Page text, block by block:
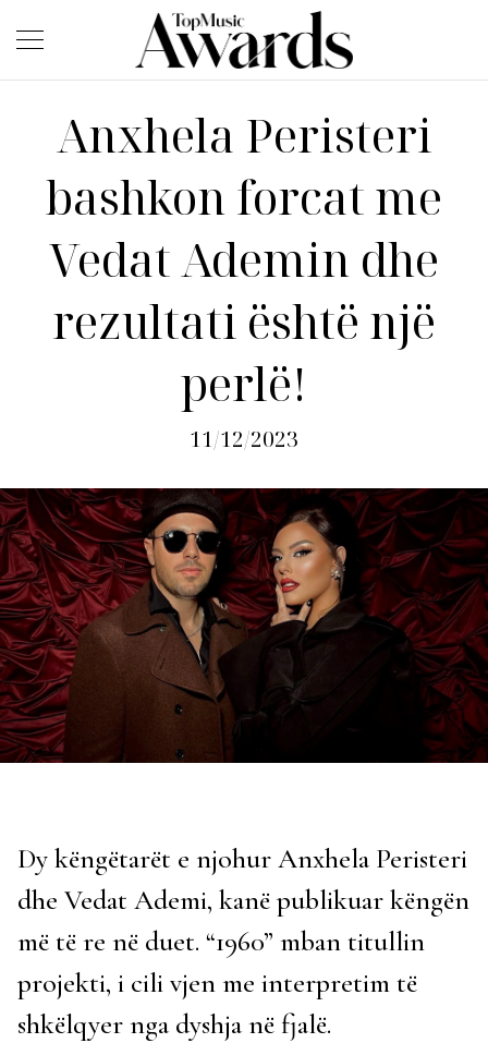
Anxhela Peristeri
bashkon forcat me
Vedat Ademin dhe
rezultati është një
perlë!
11/12/2023
Dy këngëtarët e njohur Anxhela Peristeri
dhe Vedat Ademi, kanë publikuar këngën
më të re në duet. “1960” mban titullin
projekti, i cili vjen me interpretim të
shkëlqyer nga dyshja në fjalë.